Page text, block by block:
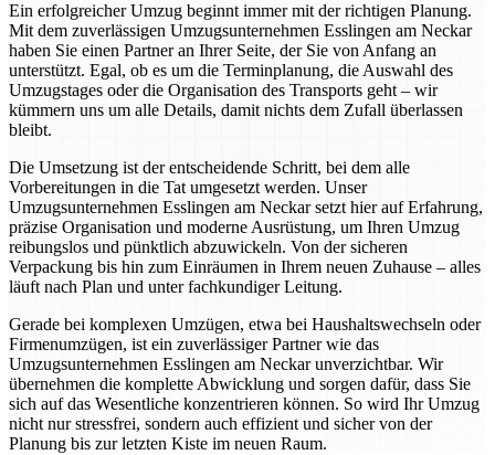
Ein erfolgreicher Umzug beginnt immer mit der richtigen Planung.
Mit dem zuverlässigen Umzugsunternehmen Esslingen am Neckar
haben Sie einen Partner an Ihrer Seite, der Sie von Anfang an
unterstützt. Egal, ob es um die Terminplanung, die Auswahl des
Umzugstages oder die Organisation des Transports geht – wir
kümmern uns um alle Details, damit nichts dem Zufall überlassen
bleibt.
Die Umsetzung ist der entscheidende Schritt, bei dem alle
Vorbereitungen in die Tat umgesetzt werden. Unser
Umzugsunternehmen Esslingen am Neckar setzt hier auf Erfahrung,
präzise Organisation und moderne Ausrüstung, um Ihren Umzug
reibungslos und pünktlich abzuwickeln. Von der sicheren
Verpackung bis hin zum Einräumen in Ihrem neuen Zuhause – alles
läuft nach Plan und unter fachkundiger Leitung.
Gerade bei komplexen Umzügen, etwa bei Haushaltswechseln oder
Firmenumzügen, ist ein zuverlässiger Partner wie das
Umzugsunternehmen Esslingen am Neckar unverzichtbar. Wir
übernehmen die komplette Abwicklung und sorgen dafür, dass Sie
sich auf das Wesentliche konzentrieren können. So wird Ihr Umzug
nicht nur stressfrei, sondern auch effizient und sicher von der
Planung bis zur letzten Kiste im neuen Raum.